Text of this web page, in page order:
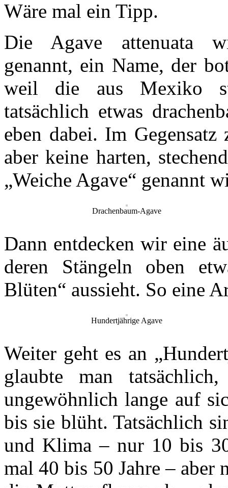
Wäre mal ein Tipp.
Die Agave attenuata
genannt, ein Name, der
weil die aus Mexiko
tatsächlich etwas
eben dabei. Im
aber keine harten,
„Weiche Agave“ genannt
Drachenbaum-Agave
Dann entdecken wir eine
deren Stängeln oben
Blüten“ aussieht. So eine
Hundertjährige Agave
Weiter geht es an
glaubte man
ungewöhnlich lange auf
bis sie blüht. Tatsächlich
und Klima – nur 10 bis
mal 40 bis 50 Jahre – aber